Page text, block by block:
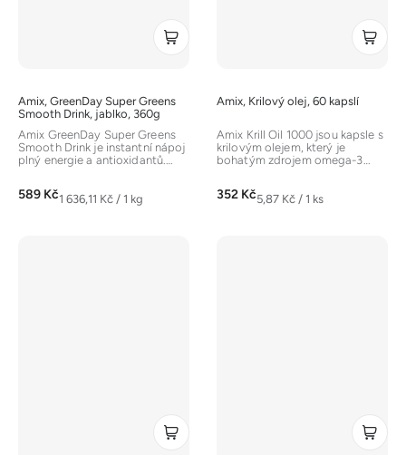
Amix, GreenDay Super Greens
Smooth Drink, jablko, 360g
589 KčMěrná
1 636,11 Kč / 1 kg
Amix GreenDay Super Greens
Smooth Drink je instantní nápoj
plný energie a antioxidantů.
Amix, Krilový olej, 60 kapslí
352 KčMěrná
5,87 Kč / 1 ks
Amix Krill Oil 1000 jsou kapsle s
krilovým olejem, který je
bohatým zdrojem omega-3